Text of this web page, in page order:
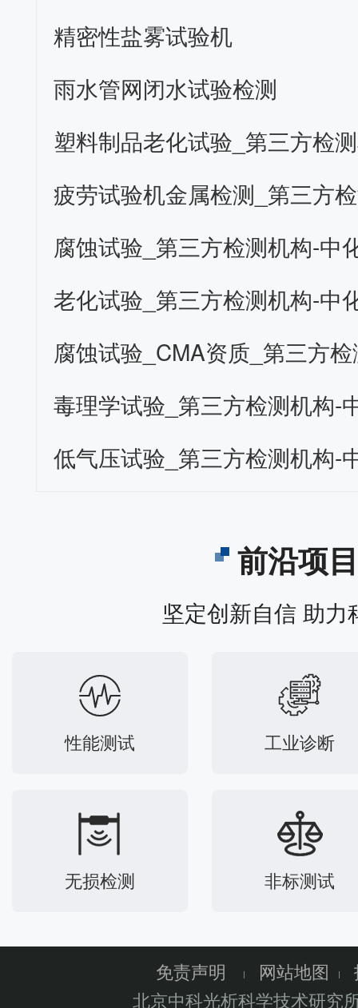
精密性盐雾试验机
雨水管网闭水试验检测
腐蚀试验_第三方检测机构-中
老化试验_第三方检测机构-中
毒理学试验_第三方检测机构-
低气压试验_第三方检测机构-
前沿项目
坚定创新自信 助力
性能测试 工业诊断
无损检测 非标测试
免责声明 网站地图
北京中科光析科学技术研究